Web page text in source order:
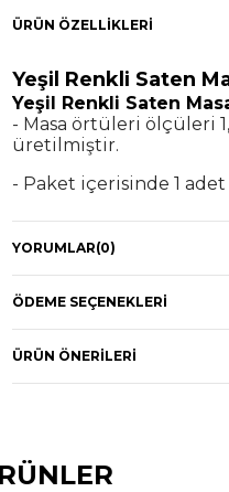
ÜRÜN ÖZELLIKLERI
Yeşil Renkli Saten
Yeşil Renkli Saten
- Masa örtüleri ölçüleri
üretilmiştir.
- Paket içerisinde 1
- Ürünlerimiz lisanslı
Doğum günü partinizi
saten masa örtüsü ile
masaların çoğuna
kaliteli saten
temizliğinizi de
elde etmek
kombinleyebilirsiniz.
YORUMLAR(0)
ÖDEME SEÇENEKLERI
ÜRÜN ÖNERILERI